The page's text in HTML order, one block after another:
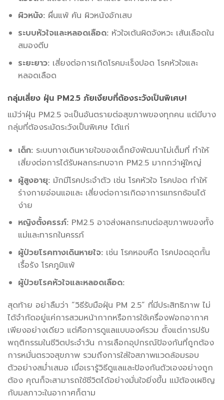
ผิวหนัง:ผื่นแพ้ คัน ผิวหนังอักเสบ
ระบบหัวใจและหลอดเลือด:หัวใจเต้นผิดจังหวะ เส้นเลือดใน
สมองตีบ
ระยะยาว:เสี่ยงต่อการเกิดโรคมะเร็งปอด โรคหัวใจและ
หลอดเลือด
กลุ่มเสี่ยง ฝุ่น PM2.5 ภัยเงียบที่ต้องระวังเป็นพิเศษ!
แม้ว่าฝุ่น PM2.5 จะเป็นอันตรายต่อสุขภาพของทุกคน แต่มีบาง
กลุ่มที่ต้องระมัดระวังเป็นพิเศษ ได้แก่
เด็ก:ระบบทางเดินหายใจของเด็กยังพัฒนาไม่เต็มที่ ทำให้
เสี่ยงต่อการได้รับผลกระทบจาก PM2.5 มากกว่าผู้ใหญ่
ผู้สูงอายุ:มักมีโรคประจำตัว เช่น โรคหัวใจ โรคปอด ทำให้
ร่างกายอ่อนแอและ เสี่ยงต่อการเกิดอาการแทรกซ้อนได้
ง่าย
หญิงตั้งครรภ์:PM2.5 อาจส่งผลกระทบต่อสุขภาพของทั้ง
แม่และทารกในครรภ์
ผู้ป่วยโรคทางเดินหายใจ:เช่น โรคหอบหืด โรคปอดอุดกั้น
เรื้อรัง โรคภูมิแพ้
ผู้ป่วยโรคหัวใจและหลอดเลือด:
สุดท้าย อย่าลืมว่า “วิธีรับมือฝุ่น PM 2.5” ที่มีประสิทธิภาพ ไม่
ได้จำกัดอยู่แค่การสวมหน้ากากหรือการใช้เครื่องฟอกอากาศ
เพียงอย่างเดียว แต่คือการดูแลแบบองค์รวม ตั้งแต่การปรับ
พฤติกรรมในชีวิตประจำวัน การเลือกอุปกรณ์ป้องกันที่ถูกต้อง
การหมั่นตรวจสุขภาพ รวมถึงการใส่ใจสภาพแวดล้อมรอบ
ตัวอย่างสม่ำเสมอ เมื่อเรารู้วิธีดูแลและป้องกันตัวเองอย่างถูก
ต้อง คุณก็จะสามารถใช้ชีวิตได้อย่างมั่นใจยิ่งขึ้น แม้ต้องเผชิญ
กับมลภาวะในอากาศก็ตาม